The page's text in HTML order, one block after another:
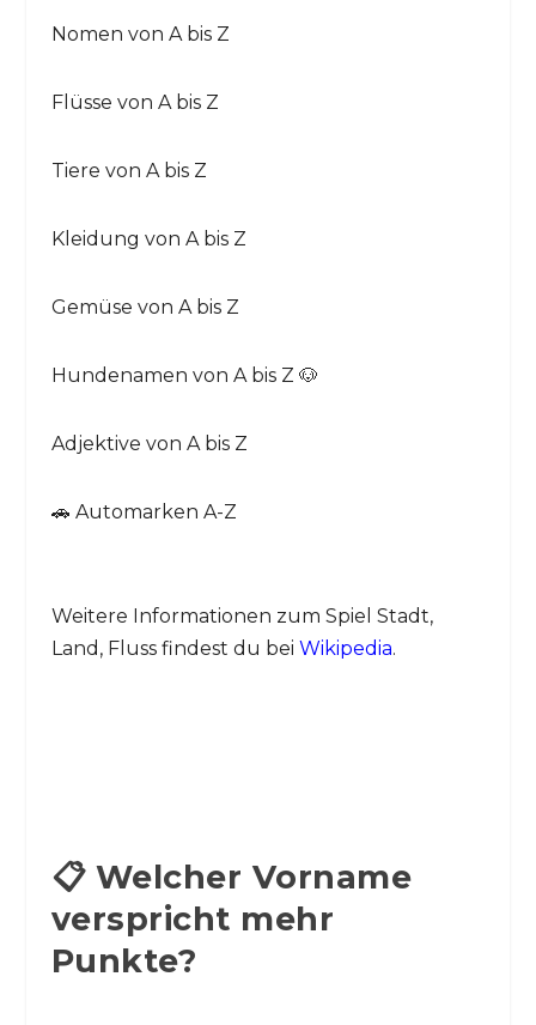
Nomen von A bis Z
Flüsse von A bis Z
Tiere von A bis Z
Kleidung von A bis Z
Gemüse von A bis Z
Hundenamen von A bis Z 🐶
Adjektive von A bis Z
🚗 Automarken A-Z
Weitere Informationen zum Spiel Stadt,
Land, Fluss findest du bei Wikipedia.
📋 Welcher Vorname
verspricht mehr
Punkte?